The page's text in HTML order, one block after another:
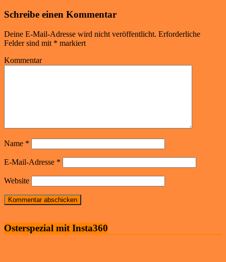
Schreibe einen Kommentar
Deine E-Mail-Adresse wird nicht veröffentlicht. Erforderliche
Felder sind mit * markiert
Kommentar
Name *
E-Mail-Adresse *
Website
Osterspezial mit Insta360